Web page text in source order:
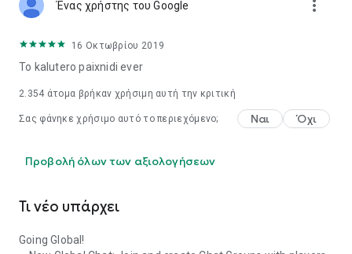
game regardless of whether or not you consent. You may
refuse to give consent within the game. However, certain app
permissions.
Ένας χρήστης του Google more_vert
16 Οκτωβρίου 2019
To kalutero paixnidi ever
2.354 άτομα βρήκαν χρήσιμη αυτή την κριτική
Σας φάνηκε χρήσιμο αυτό το περιεχόμενο; Ναι Όχι
Προβολή όλων των αξιολογήσεων
Τι νέο υπάρχει
Going Global!